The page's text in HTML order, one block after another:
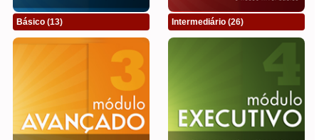
Básico (13) Intermediário(26)